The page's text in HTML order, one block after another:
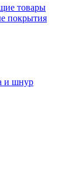
товары
покрытия
и шнур